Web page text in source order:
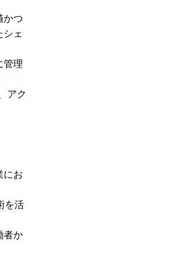
かつ
ェ
管理
アク
にお
を活
者か